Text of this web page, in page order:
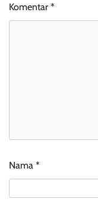
Komentar *
Nama *